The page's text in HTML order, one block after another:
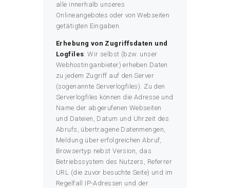
alle innerhalb unseres
Onlineangebotes oder von Webseiten
getätigten Eingaben.
Erhebung von Zugriffsdaten und
Logfiles: Wir selbst (bzw. unser
Webhostinganbieter) erheben Daten
zu jedem Zugriff auf den Server
(sogenannte Serverlogfiles). Zu den
Serverlogfiles können die Adresse und
Name der abgerufenen Webseiten
und Dateien, Datum und Uhrzeit des
Abrufs, übertragene Datenmengen,
Meldung über erfolgreichen Abruf,
Browsertyp nebst Version, das
Betriebssystem des Nutzers, Referrer
URL (die zuvor besuchte Seite) und im
Regelfall IP-Adressen und der